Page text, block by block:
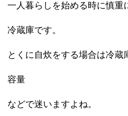
一人暮らしを始める時に慎重
冷蔵庫です。
とくに自炊をする場合は冷蔵
容量
などで迷いますよね。